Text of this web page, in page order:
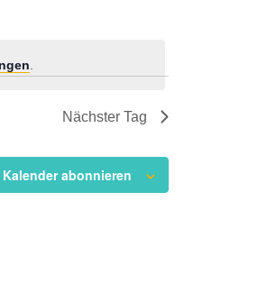
Nächster Tag
Kalender abonnieren